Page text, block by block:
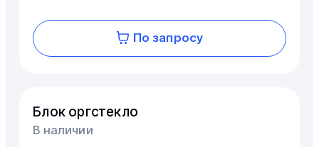
По запросу
Блок оргстекло
В наличии